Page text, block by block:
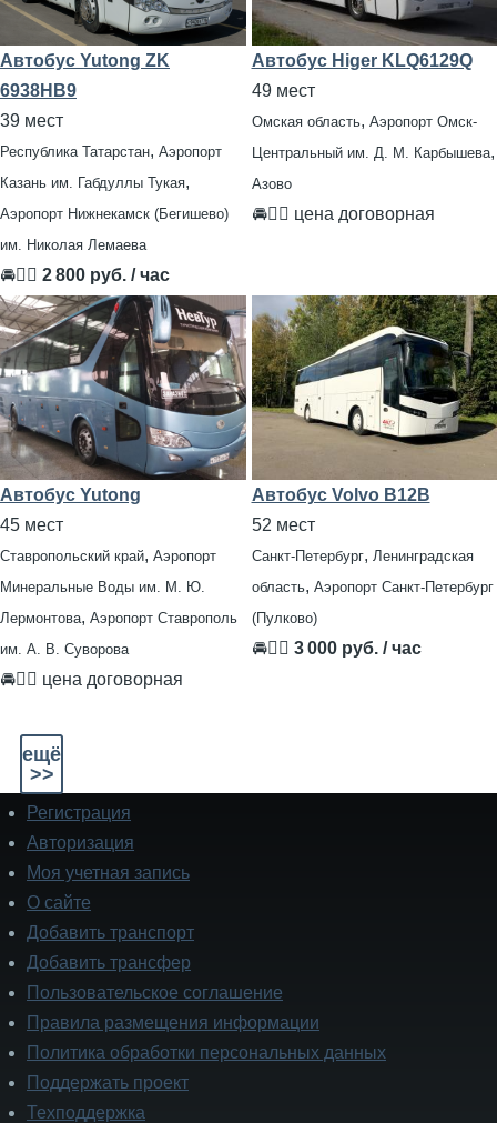
Автобус Yutong ZK
6938HB9
39 мест
Республика Татарстан, Аэропорт
Казань им. Габдуллы Тукая,
Аэропорт Нижнекамск (Бегишево)
им. Николая Лемаева
🚘👨‍✈ 2 800 руб. / час
Автобус Higer KLQ6129Q
49 мест
Омская область, Аэропорт Омск-
Центральный им. Д. М. Карбышева,
Азово
🚘👨‍✈ цена договорная
Автобус Yutong
45 мест
Ставропольский край, Аэропорт
Минеральные Воды им. М. Ю.
Лермонтова, Аэропорт Ставрополь
им. А. В. Суворова
🚘👨‍✈ цена договорная
Автобус Volvo B12B
52 мест
Санкт-Петербург, Ленинградская
область, Аэропорт Санкт-Петербург
(Пулково)
🚘👨‍✈ 3 000 руб. / час
ещё
>>
Подвал
Регистрация
Авторизация
Моя учетная запись
О сайте
Добавить транспорт
Добавить трансфер
Пользовательское соглашение
Правила размещения информации
Политика обработки персональных данных
Поддержать проект
Техподдержка